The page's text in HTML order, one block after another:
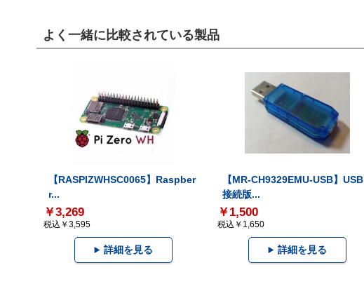
よく一緒に比較されている製品
【RASPIZWHSC0065】Raspber
r...
￥3,269
税込￥3,595
詳細を見る
【MR-CH9329EMU-USB】USB
接続版...
￥1,500
税込￥1,650
詳細を見る